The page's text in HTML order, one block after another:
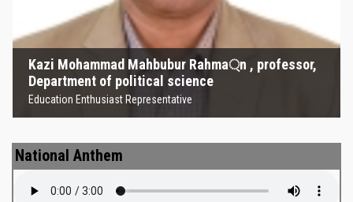
Kazi Mohammad Mahbubur Rahma্‌n , professor,
Department of political science
Education Enthusiast Representative
National Anthem